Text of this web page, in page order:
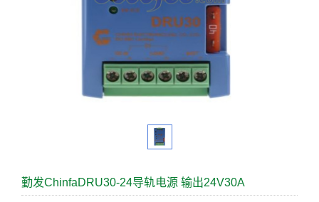
勤发ChinfaDRU30-24导轨电源 输出24V30A